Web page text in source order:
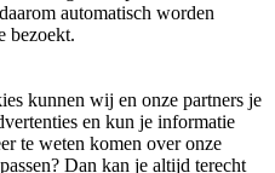
automatisch worden
bezoekt.
kunnen wij en onze partners je
en kun je informatie
te weten komen over onze
Dan kan je altijd terecht